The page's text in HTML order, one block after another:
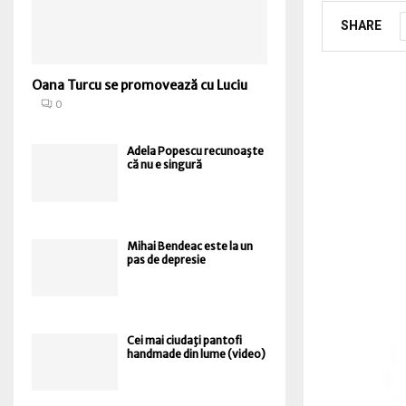
SHARE
Oana Turcu se promovează cu Luciu
0
Adela Popescu recunoaşte
că nu e singură
Mihai Bendeac este la un
pas de depresie
Cei mai ciudaţi pantofi
handmade din lume (video)